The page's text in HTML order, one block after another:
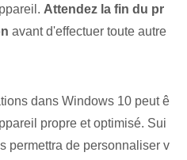
Attendez la fin du pr
avant d'effectuer toute autre
dans Windows 10 peut ê
propre et optimisé. Sui
permettra de personnaliser v